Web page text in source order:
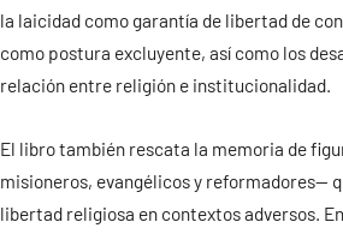
la laicidad como garantía de libertad de
como postura excluyente, así como los
relación entre religión e institucionalidad.
El libro también rescata la memoria de
misioneros, evangélicos y reformadores—
libertad religiosa en contextos adversos.